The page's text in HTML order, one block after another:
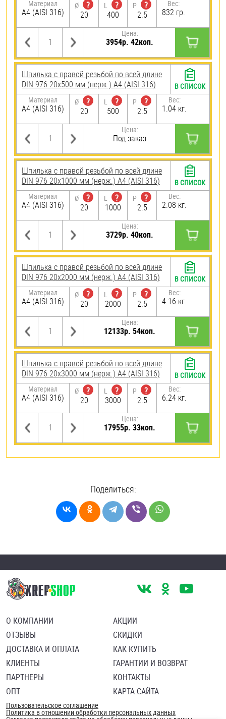
Материал
A4 (AISI 316)
Ø
?
20
L
?
400
P
?
2.5
Вес:
832 гр.
Цена:
3954р. 42коп.
Шпилька с правой резьбой по всей длине
DIN 976 20х500 мм (нерж.) A4 (AISI 316)
Материал
A4 (AISI 316)
Ø
?
20
L
?
500
P
?
2.5
Вес:
1.04 кг.
Цена:
Под заказ
В СПИСОК
Шпилька с правой резьбой по всей длине
DIN 976 20х1000 мм (нерж.) A4 (AISI 316)
Материал
A4 (AISI 316)
Ø
?
20
L
?
1000
P
?
2.5
Вес:
2.08 кг.
Цена:
3729р. 40коп.
В СПИСОК
Шпилька с правой резьбой по всей длине
DIN 976 20х2000 мм (нерж.) A4 (AISI 316)
Материал
A4 (AISI 316)
Ø
?
20
L
?
2000
P
?
2.5
Вес:
4.16 кг.
Цена:
12133р. 54коп.
В СПИСОК
Шпилька с правой резьбой по всей длине
DIN 976 20х3000 мм (нерж.) A4 (AISI 316)
Материал
A4 (AISI 316)
Ø
?
20
L
?
3000
P
?
2.5
Вес:
6.24 кг.
Цена:
17955р. 33коп.
В СПИСОК
Поделиться:
О КОМПАНИИ
ОТЗЫВЫ
ДОСТАВКА И ОПЛАТА
КЛИЕНТЫ
ПАРТНЕРЫ
ОПТ
АКЦИИ
СКИДКИ
КАК КУПИТЬ
ГАРАНТИИ И ВОЗВРАТ
КОНТАКТЫ
КАРТА САЙТА
Пользовательское соглашение
Политика в отношении обработки персональных данных